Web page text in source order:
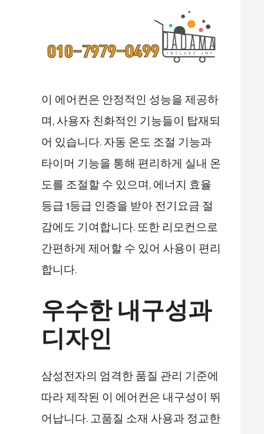
이 에어컨은 안정적인 성능을 제공하
며, 사용자 친화적인 기능들이 탑재되
어 있습니다. 자동 온도 조절 기능과
타이머 기능을 통해 편리하게 실내 온
도를 조절할 수 있으며, 에너지 효율
등급 1등급 인증을 받아 전기요금 절
감에도 기여합니다. 또한 리모컨으로
간편하게 제어할 수 있어 사용이 편리
합니다.
우수한 내구성과
디자인
삼성전자의 엄격한 품질 관리 기준에
따라 제작된 이 에어컨은 내구성이 뛰
어납니다. 고품질 소재 사용과 정교한